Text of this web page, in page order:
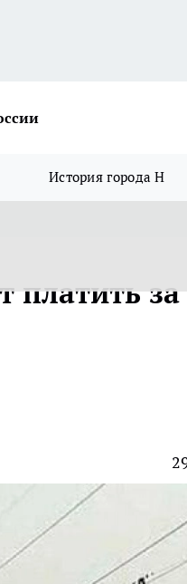
История города Н
платить